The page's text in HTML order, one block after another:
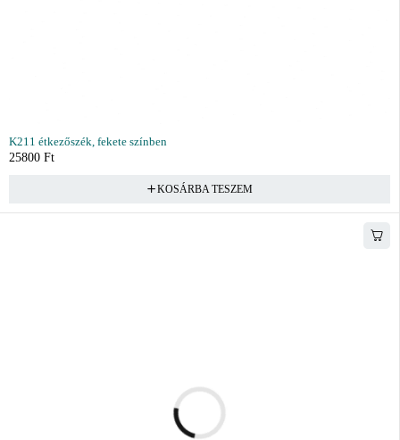
K211 étkezőszék, fekete színben
25800 Ft
KOSÁRBA TESZEM